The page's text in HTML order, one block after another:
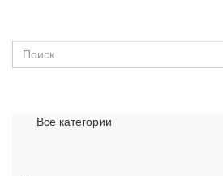
Все категории